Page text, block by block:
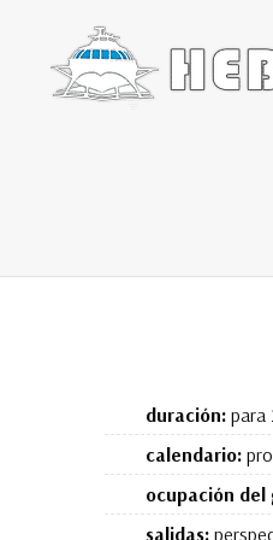
duración:para
calendario:
ocupación del
salidas: